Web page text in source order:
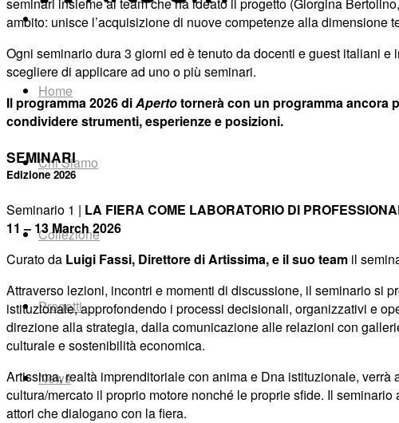
Home
Chi Siamo
Collezione
Progetti
News
seminari insieme al team che ha ideato il progetto (Giorgina
ambito: unisce l’acquisizione di nuove competenze alla dimensione
Ogni seminario dura 3 giorni ed è tenuto da docenti e guest italiani
scegliere di applicare ad uno o più seminari.
Il programma 2026 diApertotornerà con un programma ancora
condividere strumenti, esperienze e posizioni.
SEMINARI
Edizione 2026
Seminario 1 | LA FIERA COME LABORATORIO DI
11 – 13 March 2026
Curato da Luigi Fassi, Direttore di Artissima, e il suo team il
Attraverso lezioni, incontri e momenti di discussione, il seminario si
istituzionale, approfondendo i processi decisionali, organizzativi e
direzione alla strategia, dalla comunicazione alle relazioni con
culturale e sostenibilità economica.
Artissima, realtà imprenditoriale con anima e Dna istituzionale,
cultura/mercato il proprio motore nonché le proprie sfide. Il
attori che dialogano con la fiera.